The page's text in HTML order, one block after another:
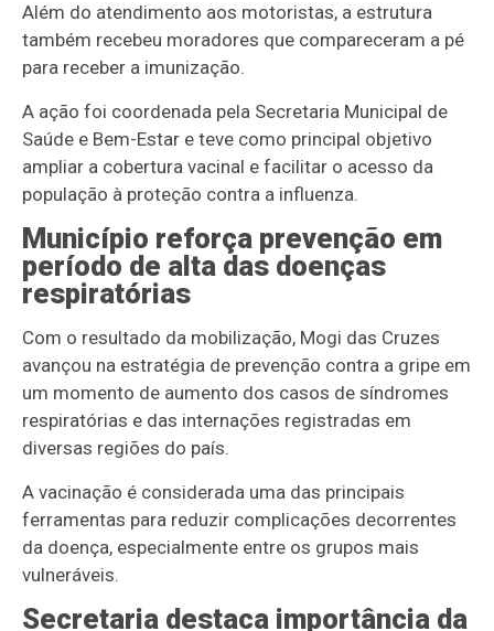
Além do atendimento aos motoristas, a estrutura
também recebeu moradores que compareceram a pé
para receber a imunização.
A ação foi coordenada pela Secretaria Municipal de
Saúde e Bem-Estar e teve como principal objetivo
ampliar a cobertura vacinal e facilitar o acesso da
população à proteção contra a influenza.
Município reforça prevenção em
período de alta das doenças
respiratórias
Com o resultado da mobilização, Mogi das Cruzes
avançou na estratégia de prevenção contra a gripe em
um momento de aumento dos casos de síndromes
respiratórias e das internações registradas em
diversas regiões do país.
A vacinação é considerada uma das principais
ferramentas para reduzir complicações decorrentes
da doença, especialmente entre os grupos mais
vulneráveis.
Secretaria destaca importância da